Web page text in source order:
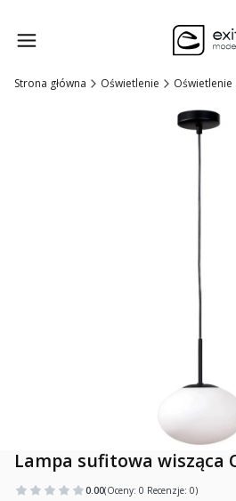
Strona główna Oświetlenie Oświetlenie
Lampa sufitowa wisząca
0.00(Oceny: 0 Recenzje: 0)